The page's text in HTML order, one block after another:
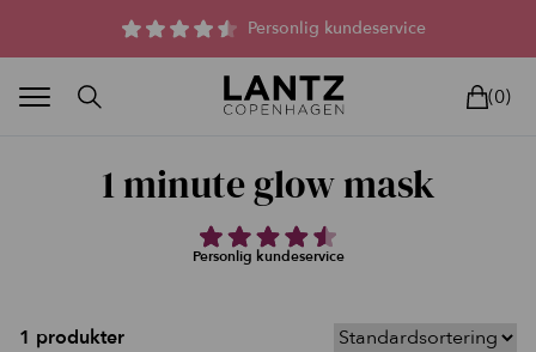
Personlig kundeservice
Parfumefri dansk hudpleje, og lysterapi til huden
(0)
1 minute glow mask
Personlig kundeservice
1 produkter